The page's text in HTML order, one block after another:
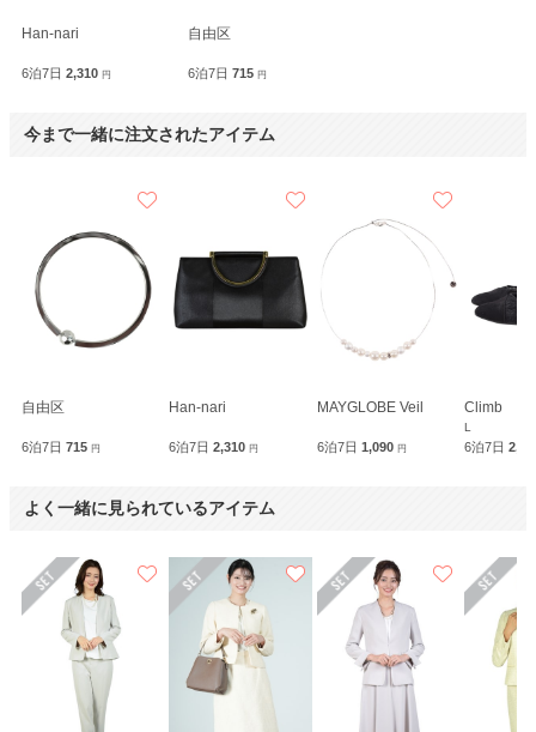
Han-nari
6泊7日 2,310 円
自由区
6泊7日 715 円
今まで一緒に注文されたアイテム
自由区
6泊7日 715 円
Han-nari
6泊7日2,310円
MAYGLOBE Veil
6泊7日 1,090 円
Climb
L
6泊7日
よく一緒に見られているアイテム